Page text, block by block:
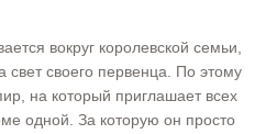
вокруг королевской семьи,
своего первенца. По этому
на который приглашает всех
одной. За которую он просто